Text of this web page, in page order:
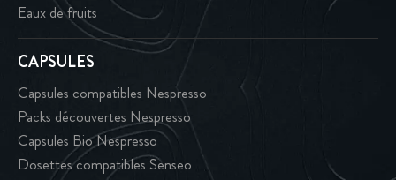
Eaux de fruits
CAPSULES
Capsules compatibles Nespresso
Packs découvertes Nespresso
Capsules Bio Nespresso
Dosettes compatibles Senseo